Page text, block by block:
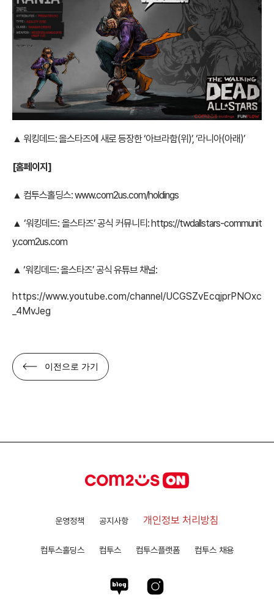
▲ 워킹데드: 올스타즈에 새로 등장한 ‘아브라함(위)’, ‘라니아(아래)’
[홈페이지]
▲ 컴투스홀딩스:www.com2us.com/holdings
▲ ‘워킹데드: 올스타즈’ 공식 커뮤니티: https://twdallstars-communit
y.com2us.com
▲ ‘워킹데드: 올스타즈’ 공식 유튜브 채널:
https://www.youtube.com/channel/UCGSZvEcqjprPNOxc
_4MvJeg
이전으로 가기
운영정책 공지사항 개인정보 처리방침
컴투스홀딩스 컴투스 컴투스플랫폼 컴투스 채용